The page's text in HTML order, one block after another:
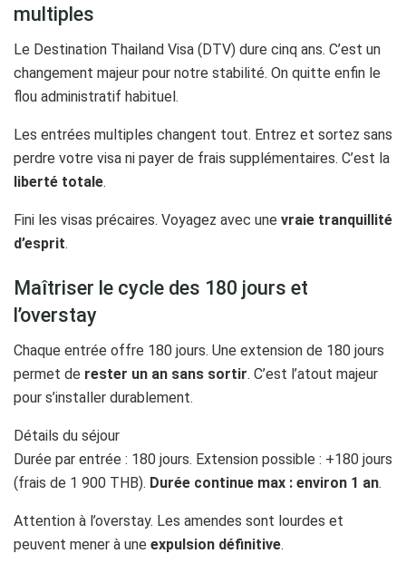
multiples
Le Destination Thailand Visa (DTV) dure cinq ans. C’est un
changement majeur pour notre stabilité. On quitte enfin le
flou administratif habituel.
Les entrées multiples changent tout. Entrez et sortez sans
perdre votre visa ni payer de frais supplémentaires. C’est la
liberté totale.
Fini les visas précaires. Voyagez avec une vraie tranquillité
d’esprit.
Maîtriser le cycle des 180 jours et
l’overstay
Chaque entrée offre 180 jours. Une extension de 180 jours
permet de rester un an sans sortir. C’est l’atout majeur
pour s’installer durablement.
Détails du séjour
Durée par entrée : 180 jours. Extension possible : +180 jours
(frais de 1 900 THB). Durée continue max : environ 1 an.
Attention à l’overstay. Les amendes sont lourdes et
peuvent mener à une expulsion définitive.